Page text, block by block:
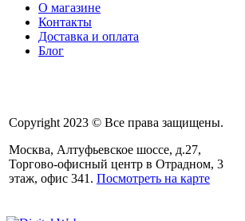
О магазине
Контакты
Доставка и оплата
Блог
Copyright 2023 © Все права защищены.
Москва, Алтуфьевское шоссе, д.27,
Торгово-офисный центр в Отрадном, 3
этаж, офис 341. Посмотреть на карте